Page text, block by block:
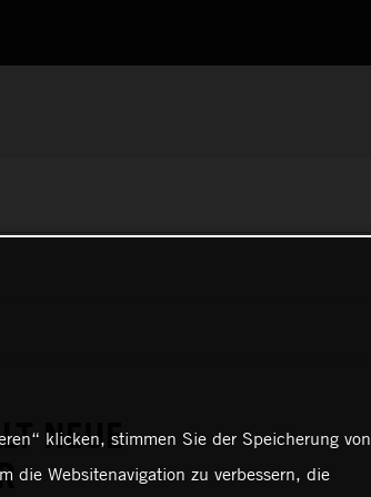
NEUE
klicken, stimmen Sie der Speicherung von
die Websitenavigation zu verbessern, die